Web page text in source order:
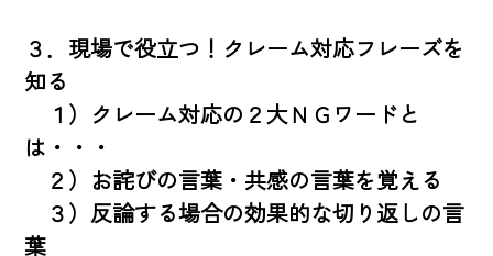
３．現場で役立つ！クレーム対応フレーズを
知る
１）クレーム対応の２大ＮＧワードと
は・・・
２）お詫びの言葉・共感の言葉を覚える
３）反論する場合の効果的な切り返しの言
葉